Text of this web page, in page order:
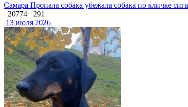
Самара Пропала собака убежала собака по кличке сига
20774
291
13 июля 2026